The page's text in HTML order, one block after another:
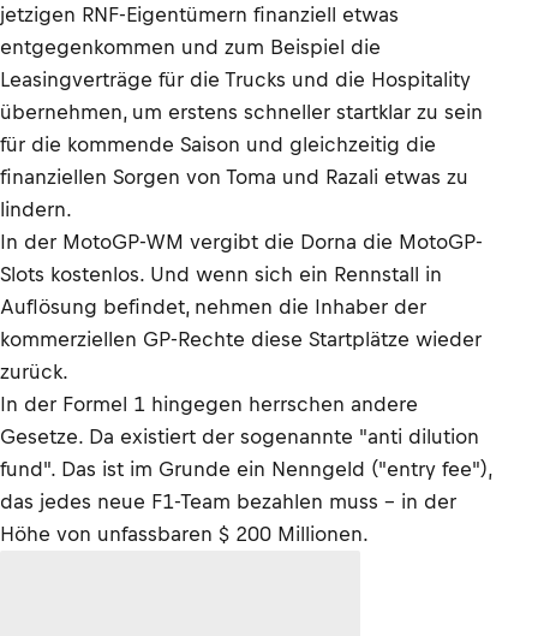
jetzigen RNF-Eigentümern finanziell etwas
entgegenkommen und zum Beispiel die
Leasingverträge für die Trucks und die Hospitality
übernehmen, um erstens schneller startklar zu sein
für die kommende Saison und gleichzeitig die
finanziellen Sorgen von Toma und Razali etwas zu
lindern.
In der MotoGP-WM vergibt die Dorna die MotoGP-
Slots kostenlos. Und wenn sich ein Rennstall in
Auflösung befindet, nehmen die Inhaber der
kommerziellen GP-Rechte diese Startplätze wieder
zurück.
In der Formel 1 hingegen herrschen andere
Gesetze. Da existiert der sogenannte "anti dilution
fund". Das ist im Grunde ein Nenngeld ("entry fee"),
das jedes neue F1-Team bezahlen muss – in der
Höhe von unfassbaren $ 200 Millionen.